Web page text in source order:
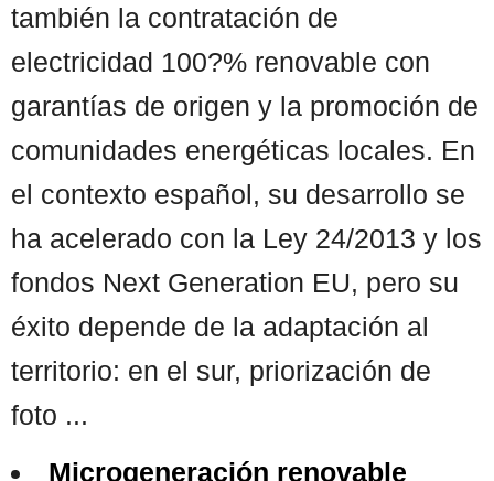
también la contratación de
electricidad 100?% renovable con
garantías de origen y la promoción de
comunidades energéticas locales. En
el contexto español, su desarrollo se
ha acelerado con la Ley 24/2013 y los
fondos Next Generation EU, pero su
éxito depende de la adaptación al
territorio: en el sur, priorización de
foto ...
Microgeneración renovable